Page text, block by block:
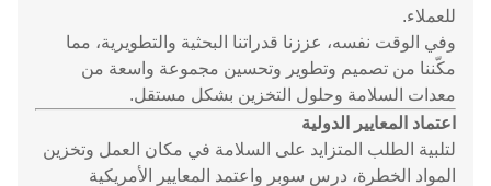
للعملاء.
وفي الوقت نفسه، عززنا قدراتنا البحثية والتطويرية، مما
مكّننا من تصميم وتطوير وتحسين مجموعة واسعة من
معدات السلامة وحلول التخزين بشكل مستقل.
اعتماد المعايير الدولية
لتلبية الطلب المتزايد على السلامة في مكان العمل وتخزين
المواد الخطرة، درس سوبر واعتمد المعايير الأمريكية